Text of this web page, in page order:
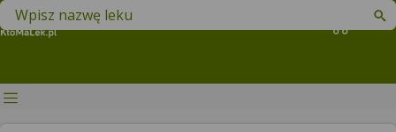
Koszyk
Znajdź lek w swojej okolicy